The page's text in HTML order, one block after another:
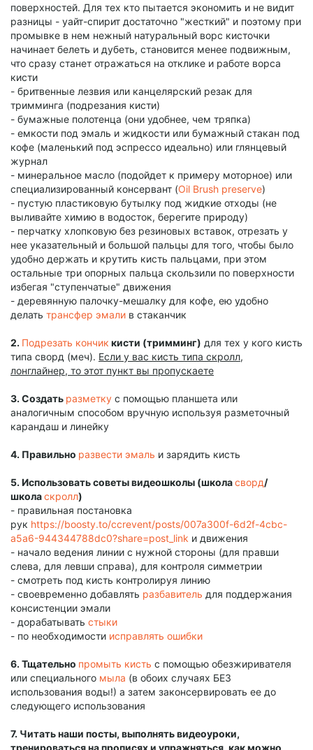
поверхностей. Для тех кто пытается экономить и не видит
разницы - уайт-спирит достаточно "жесткий" и поэтому при
промывке в нем нежный натуральный ворс кисточки
начинает белеть и дубеть, становится менее подвижным,
что сразу станет отражаться на отклике и работе ворса
кисти
- бритвенные лезвия или канцелярский резак для
тримминга (подрезания кисти)
- бумажные полотенца (они удобнее, чем тряпка)
- емкости под эмаль и жидкости или бумажный стакан под
кофе (маленький под эспрессо идеально) или глянцевый
журнал
- минеральное масло (подойдет к примеру моторное) или
специализированный консервант (Oil Brush preserve)
- пустую пластиковую бутылку под жидкие отходы (не
выливайте химию в водосток, берегите природу)
- перчатку хлопковую без резиновых вставок, отрезать у
нее указательный и большой пальцы для того, чтобы было
удобно держать и крутить кисть пальцами, при этом
остальные три опорных пальца скользили по поверхности
избегая "ступенчатые" движения
- деревянную палочку-мешалку для кофе, ею удобно
делать трансфер эмали в стаканчик
2. Подрезать кончик кисти (тримминг) для тех у кого кисть
типа сворд (меч). Если у вас кисть типа скролл,
лонглайнер, то этот пункт вы пропускаете
3. Создать разметку с помощью планшета или
аналогичным способом вручную используя разметочный
карандаш и линейку
4. Правильно развести эмаль и зарядить кисть
5. Использовать советы видеошколы (школасворд/
школаскролл)
- правильная постановка
рук https://boosty.to/ccrevent/posts/007a300f-6d2f-4cbc-
a5a6-944344788dc0?share=post_link и движения
- начало ведения линии с нужной стороны (для правши
слева, для левши справа), для контроля симметрии
- смотреть под кисть контролируя линию
- своевременно добавлять разбавитель для поддержания
консистенции эмали
- дорабатывать стыки
- по необходимости исправлять ошибки
6. Тщательно промыть кисть с помощью обезжиривателя
или специального мыла (в обоих случаях БЕЗ
использования воды!) а затем законсервировать ее до
следующего использования
7. Читать наши посты, выполнять видеоуроки,
тренироваться на прописях и упражняться, как можно